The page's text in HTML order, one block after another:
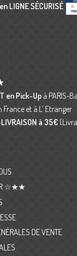
LIGNE SÉCURISÉ
en Pick-Up à PARIS-
France et à L’ Etranger
à 35€
☆★★
DE VENTE